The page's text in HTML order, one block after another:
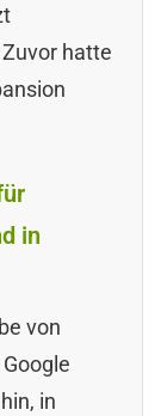
hatte
in
von
in